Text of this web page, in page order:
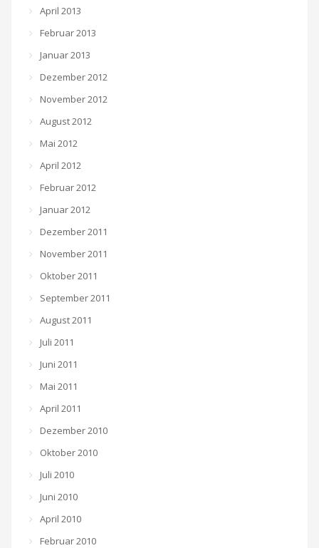
April 2013
Februar 2013
Januar 2013
Dezember 2012
November 2012
August 2012
Mai 2012
April 2012
Februar 2012
Januar 2012
Dezember 2011
November 2011
Oktober 2011
September 2011
August 2011
Juli 2011
Juni 2011
Mai 2011
April 2011
Dezember 2010
Oktober 2010
Juli 2010
Juni 2010
April 2010
Februar 2010